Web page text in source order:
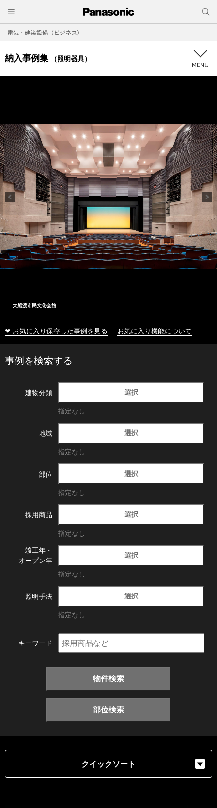
電気・建築設備（ビジネス）
納入事例集 （照明器具）
大船渡市民文化会館
❤ お気に入り保存した事例を見る お気に入り機能について
事例を検索する
建物分類 選択
指定なし
地域 選択
指定なし
部位 選択
指定なし
採用商品 選択
指定なし
竣工年・
オープン年
選択
指定なし
照明手法 選択
指定なし
キーワード
物件検索
部位検索
クイックソート